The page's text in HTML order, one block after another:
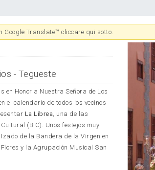
Translate™ cliccare qui sotto.
- Tegueste
en Honor a Nuestra Señora de Los
el calendario de todos los vecinos
La Librea , una de las
(BIC). Unos festejos muy
de la Bandera de la Virgen en
y la Agrupación Musical San